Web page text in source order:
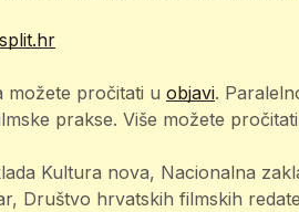
možete pročitati u objavi.
prakse. Više možete
Kultura nova, Nacionalna
Društvo hrvatskih filmskih